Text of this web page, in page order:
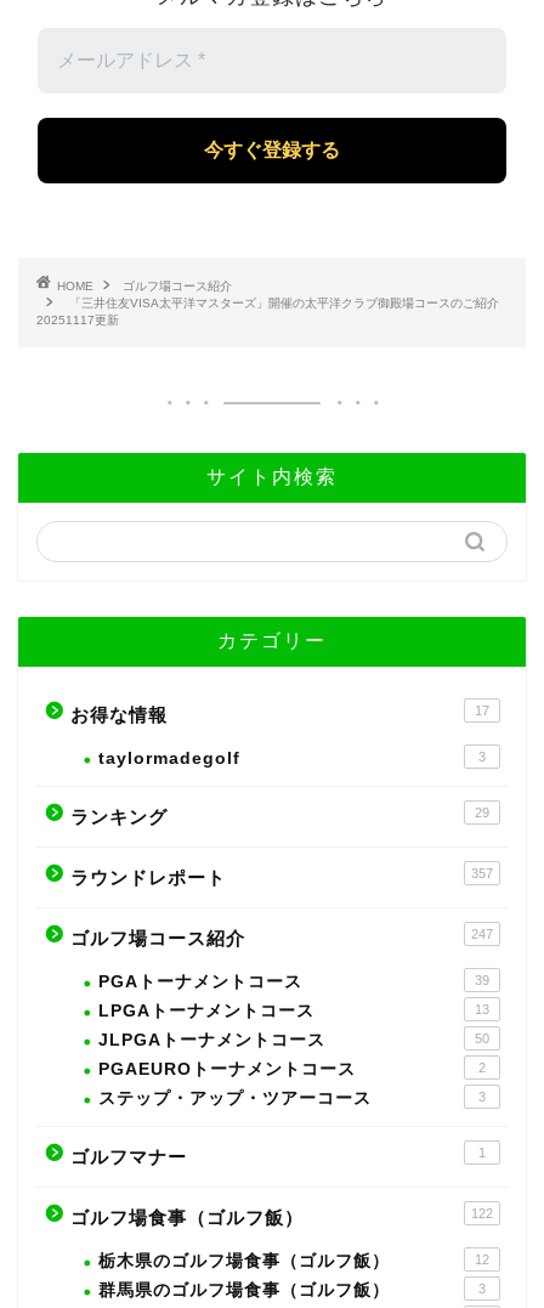
ー
ア
レ
HOME
ゴルフ場コース紹介
「三井住友VISA太平洋マスターズ」開催の太平洋クラブ御殿場コースのご紹介
20251117更新
サイト内検索
カテゴリー
お得な情報 17
taylormadegolf 3
ランキング 29
ラウンドレポート 357
ゴルフ場コース紹介 247
PGAトーナメントコース 39
LPGAトーナメントコース 13
JLPGAトーナメントコース 50
PGAEUROトーナメントコース 2
ステップ・アップ・ツアーコース 3
ゴルフマナー 1
ゴルフ場食事（ゴルフ飯） 122
栃木県のゴルフ場食事（ゴルフ飯） 12
群馬県のゴルフ場食事（ゴルフ飯） 3